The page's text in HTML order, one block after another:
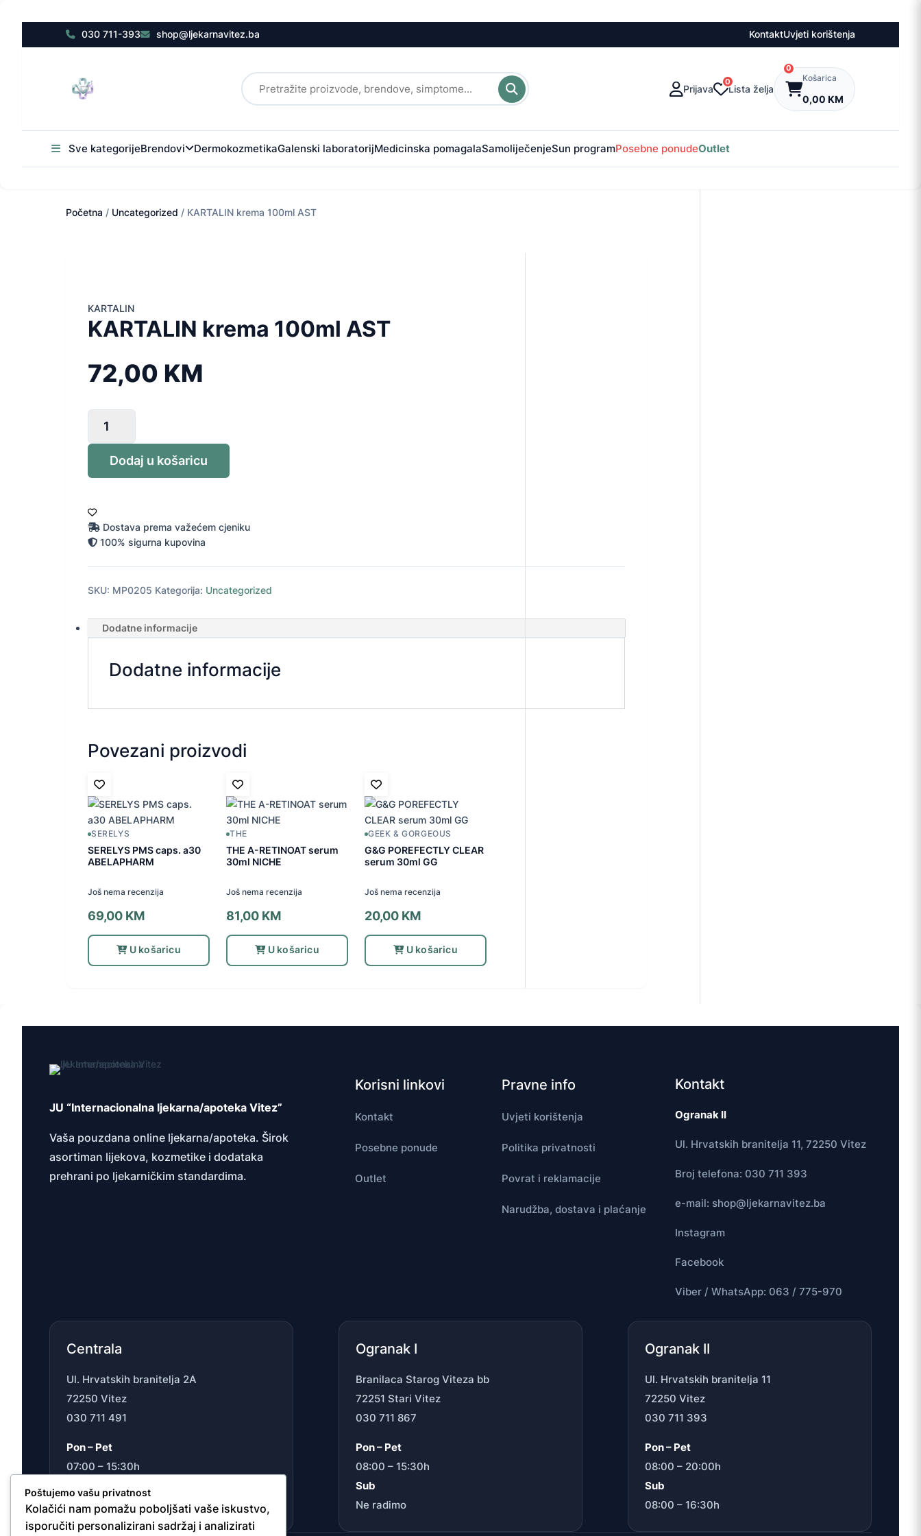
030 711-393 shop@ljekarnavitez.ba KontaktUvjeti korištenja
Prijava
0
Lista želja
0
Košarica
0,00 KM
Sve kategorijeBrendovi DermokozmetikaGalenski laboratorijMedicinska pomagalaSamoliječenjeSun programPosebne ponudeOutlet
Početna / Uncategorized / KARTALIN krema 100ml AST
KARTALIN
KARTALIN krema 100ml AST
72,00 KM
krema
100ml
količina
Dodaj u košaricu
Dostava prema važećem cjeniku
100% sigurna kupovina
SKU: MP0205 Kategorija: Uncategorized
Dodatne informacije
Dodatne informacije
Povezani proizvodi
SERELYS
SERELYS PMS caps. a30
ABELAPHARM
Još nema recenzija
69,00 KM
U košaricu
THE
THE A-RETINOAT serum
30ml NICHE
Još nema recenzija
81,00 KM
U košaricu
GEEK & GORGEOUS
G&G POREFECTLY CLEAR
serum 30ml GG
Još nema recenzija
20,00 KM
U košaricu
JU “Internacionalna ljekarna/apoteka Vitez”
Vaša pouzdana online ljekarna/apoteka. Širok
asortiman lijekova, kozmetike i dodataka
prehrani po ljekarničkim standardima.
Korisni linkovi
Kontakt
Posebne ponude
Outlet
Pravne info
Uvjeti korištenja
Politika privatnosti
Povrat i reklamacije
Narudžba, dostava i plaćanje
Kontakt
Ogranak II
Ul. Hrvatskih branitelja 11, 72250 Vitez
Broj telefona: 030 711 393
e-mail: shop@ljekarnavitez.ba
Instagram
Facebook
Viber / WhatsApp: 063 / 775-970
Centrala
Ul. Hrvatskih branitelja 2A
72250 Vitez
030 711 491
Pon – Pet
07:00 – 15:30h
Ne radimo
Ogranak I
Branilaca Starog Viteza bb
72251 Stari Vitez
030 711 867
Pon – Pet
08:00 – 15:30h
Sub
Ne radimo
Ogranak II
Ul. Hrvatskih branitelja 11
72250 Vitez
030 711 393
Pon – Pet
08:00 – 20:00h
Sub
08:00 – 16:30h
Poštujemo vašu privatnost
Kolačići nam pomažu poboljšati vaše iskustvo,
isporučiti personalizirani sadržaj i analizirati